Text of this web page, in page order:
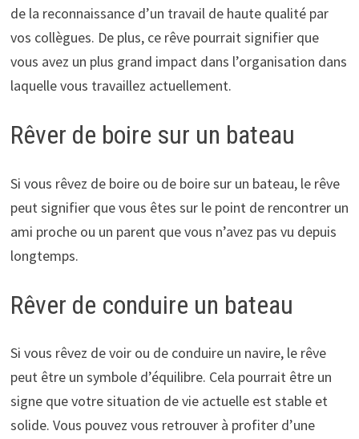
de la reconnaissance d’un travail de haute qualité par
vos collègues. De plus, ce rêve pourrait signifier que
vous avez un plus grand impact dans l’organisation dans
laquelle vous travaillez actuellement.
Rêver de boire sur un bateau
Si vous rêvez de boire ou de boire sur un bateau, le rêve
peut signifier que vous êtes sur le point de rencontrer un
ami proche ou un parent que vous n’avez pas vu depuis
longtemps.
Rêver de conduire un bateau
Si vous rêvez de voir ou de conduire un navire, le rêve
peut être un symbole d’équilibre. Cela pourrait être un
signe que votre situation de vie actuelle est stable et
solide. Vous pouvez vous retrouver à profiter d’une